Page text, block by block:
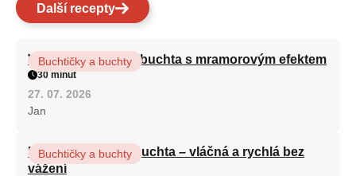
Další recepty
Vláčná olejová litá buchta s mramorovým efektem
Buchtičky a buchty
30 minut
27. 07. 2026
Jan
Hrnková maková buchta – vláčná a rychlá bez
vážení
Buchtičky a buchty